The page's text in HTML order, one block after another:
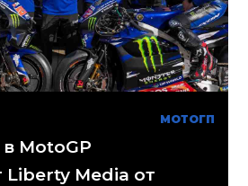
МОТОГП
MotoGP
Liberty Media от